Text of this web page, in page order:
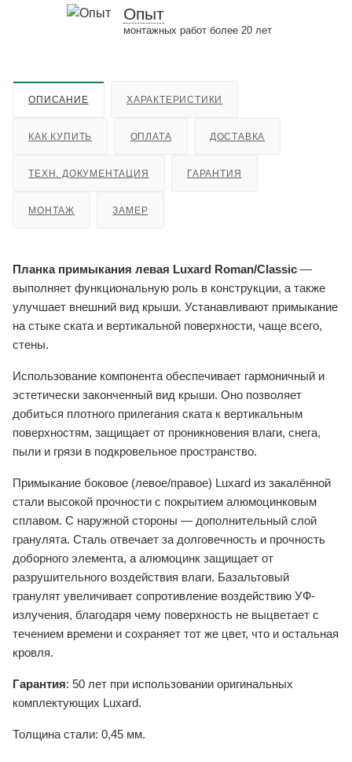
Опыт
монтажных работ более 20 лет
ОПИСАНИЕ ХАРАКТЕРИСТИКИ
КАК КУПИТЬ ОПЛАТА ДОСТАВКА
ТЕХН. ДОКУМЕНТАЦИЯ ГАРАНТИЯ
МОНТАЖ ЗАМЕР
Планка примыкания левая Luxard Roman/Classic —
выполняет функциональную роль в конструкции, а также
улучшает внешний вид крыши. Устанавливают примыкание
на стыке ската и вертикальной поверхности, чаще всего,
стены.
Использование компонента обеспечивает гармоничный и
эстетически законченный вид крыши. Оно позволяет
добиться плотного прилегания ската к вертикальным
поверхностям, защищает от проникновения влаги, снега,
пыли и грязи в подкровельное пространство.
Примыкание боковое (левое/правое) Luxard из закалённой
стали высокой прочности с покрытием алюмоцинковым
сплавом. С наружной стороны — дополнительный слой
гранулята. Сталь отвечает за долговечность и прочность
доборного элемента, а алюмоцинк защищает от
разрушительного воздействия влаги. Базальтовый
гранулят увеличивает сопротивление воздействию УФ-
излучения, благодаря чему поверхность не выцветает с
течением времени и сохраняет тот же цвет, что и остальная
кровля.
Гарантия: 50 лет при использовании оригинальных
комплектующих Luxard.
Толщина стали: 0,45 мм.